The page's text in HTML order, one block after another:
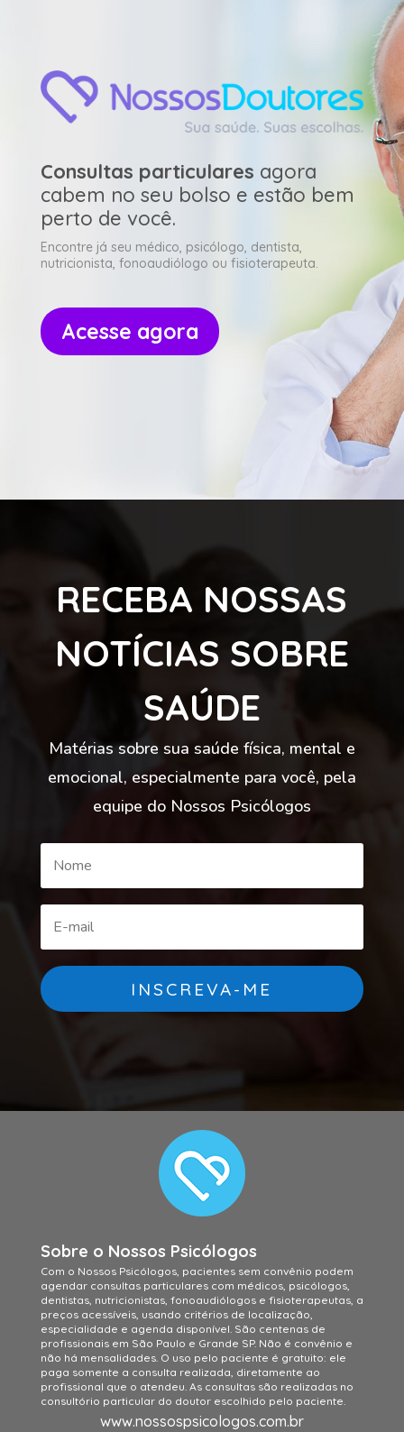
Consultas particulares agora
cabem no seu bolso e estão bem
perto de você.
Encontre já seu médico, psicólogo, dentista,
nutricionista, fonoaudiólogo ou fisioterapeuta.
Acesse agora
RECEBA NOSSAS
NOTÍCIAS SOBRE
SAÚDE
Matérias sobre sua saúde física, mental e
emocional, especialmente para você, pela
equipe do Nossos Psicólogos
INSCREVA-ME
Sobre o Nossos Psicólogos
Com o Nossos Psicólogos, pacientes sem convênio podem
agendar consultas particulares com médicos, psicólogos,
dentistas, nutricionistas, fonoaudiólogos e fisioterapeutas, a
preços acessíveis, usando critérios de localização,
especialidade e agenda disponível. São centenas de
profissionais em São Paulo e Grande SP. Não é convênio e
não há mensalidades. O uso pelo paciente é gratuito: ele
paga somente a consulta realizada, diretamente ao
profissional que o atendeu. As consultas são realizadas no
consultório particular do doutor escolhido pelo paciente.
www.nossospsicologos.com.br